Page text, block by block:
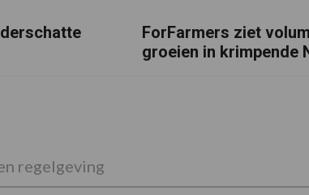
ForFarmers ziet
groeien in krimpende
regelgeving